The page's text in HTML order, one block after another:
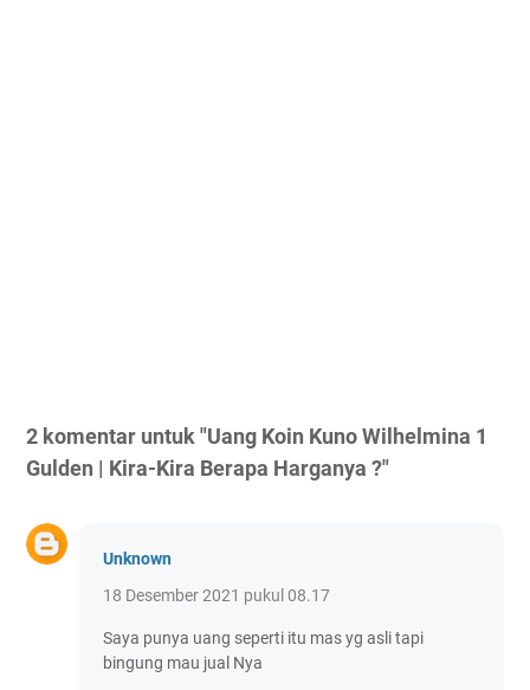
2 komentar untuk "Uang Koin Kuno Wilhelmina 1
Gulden | Kira-Kira Berapa Harganya ?"
Unknown
18 Desember 2021 pukul 08.17
Saya punya uang seperti itu mas yg asli tapi
bingung mau jual Nya